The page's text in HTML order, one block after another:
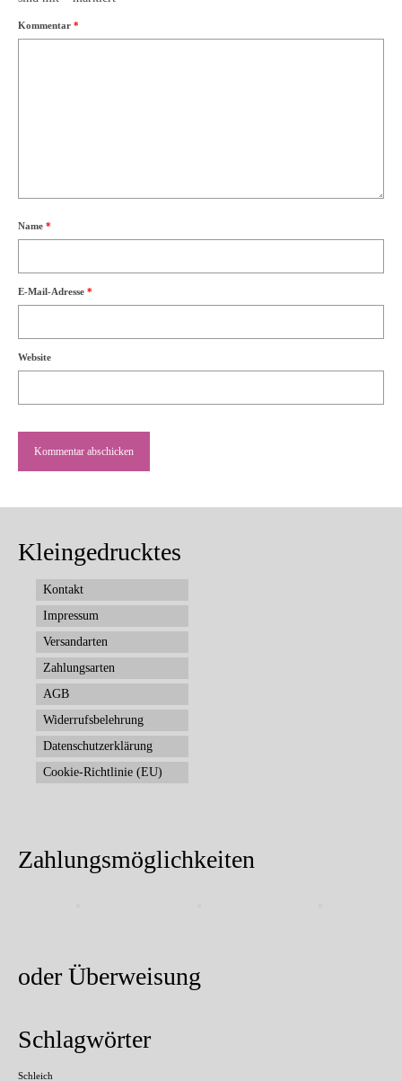
Kommentar *
Name *
E-Mail-Adresse *
Website
Kleingedrucktes
Kontakt
Impressum
Versandarten
Zahlungsarten
AGB
Widerrufsbelehrung
Datenschutzerklärung
Cookie-Richtlinie (EU)
Zahlungsmöglichkeiten
oder Überweisung
Schlagwörter
Schleich